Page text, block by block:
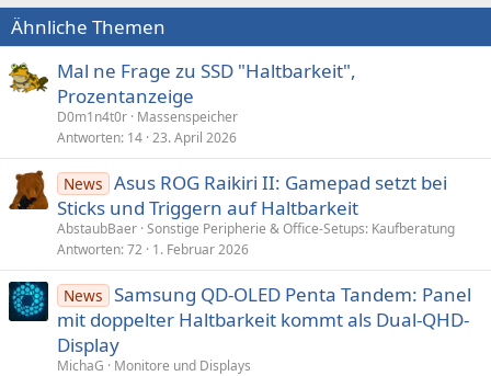
Ähnliche Themen
Mal ne Frage zu SSD "Haltbarkeit",
Prozentanzeige
D0m1n4t0r Massenspeicher
Antworten 14 23. April 2026
News Asus ROG Raikiri II: Gamepad setzt bei
Sticks und Triggern auf Haltbarkeit
AbstaubBaer Sonstige Peripherie & Office-Setups: Kaufberatung
Antworten 72 1. Februar 2026
News Samsung QD-OLED Penta Tandem: Panel
mit doppelter Haltbarkeit kommt als Dual-QHD-
Display
MichaG
Monitore und Displays